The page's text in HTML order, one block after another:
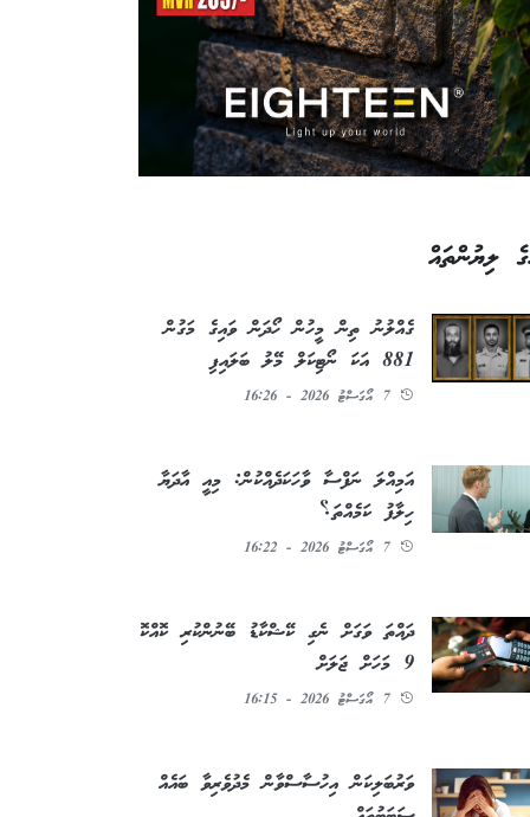
ލިޔުންތައް
ގެއްލުނު ތިން މީހުން ހޯދަން ވައިގެ މަގުން
881 އަކަ ނޯޓިކަލް މޭލު ބަލައިފި
7 އޯގަސްޓު 2026 - 16:26
އަމިއްލަ ނަފްސާ ވާހަކަދެއްކުން: މިއީ އާދަޔާ
ހިލާފު ކަމެއްތަ؟
7 އޯގަސްޓު 2026 - 16:22
ދައްތަ ވަގަށް ނެގި ކޭޝްކާޑު ބޭނުންކުރި ކޮއްކޮ
9 މަހަށް ޖަލަށް
7 އޯގަސްޓު 2026 - 16:15
ވަރުބަލިކަން އިހުސާސްވާން މެދުވެރިވާ ބައެއް